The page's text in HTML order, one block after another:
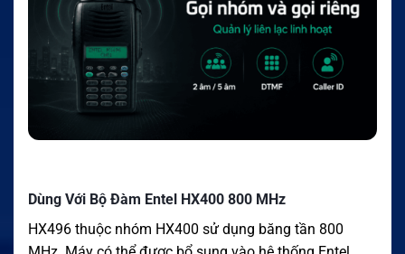
Dùng Với Bộ Đàm Entel HX400 800 MHz
HX496 thuộc nhóm HX400 sử dụng băng tần 800